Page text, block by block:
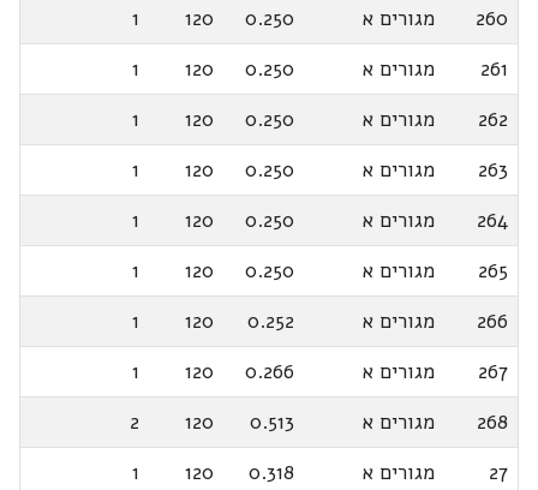
260
מגורים א 0.250
120
1
261
מגורים א 0.250
120
1
262
מגורים א 0.250
120
1
263
מגורים א 0.250
120
1
264
מגורים א 0.250
120
1
265
מגורים א 0.250
120
1
266
מגורים א 0.252
120
1
267
מגורים א 0.266
120
1
268
מגורים א 0.513
120
2
27
מגורים א 0.318
120
1